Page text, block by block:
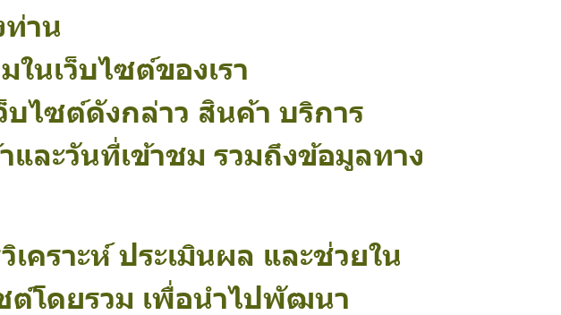
าน
นเว็บไซต์ของเรา
ไซต์ดังกล่าว สินค้า บริการ
ละวันที่เข้าชม รวมถึงข้อมูลทาง
คราะห์ ประเมินผล และช่วยใน
ต์โดยรวม เพื่อนำไปพัฒนา